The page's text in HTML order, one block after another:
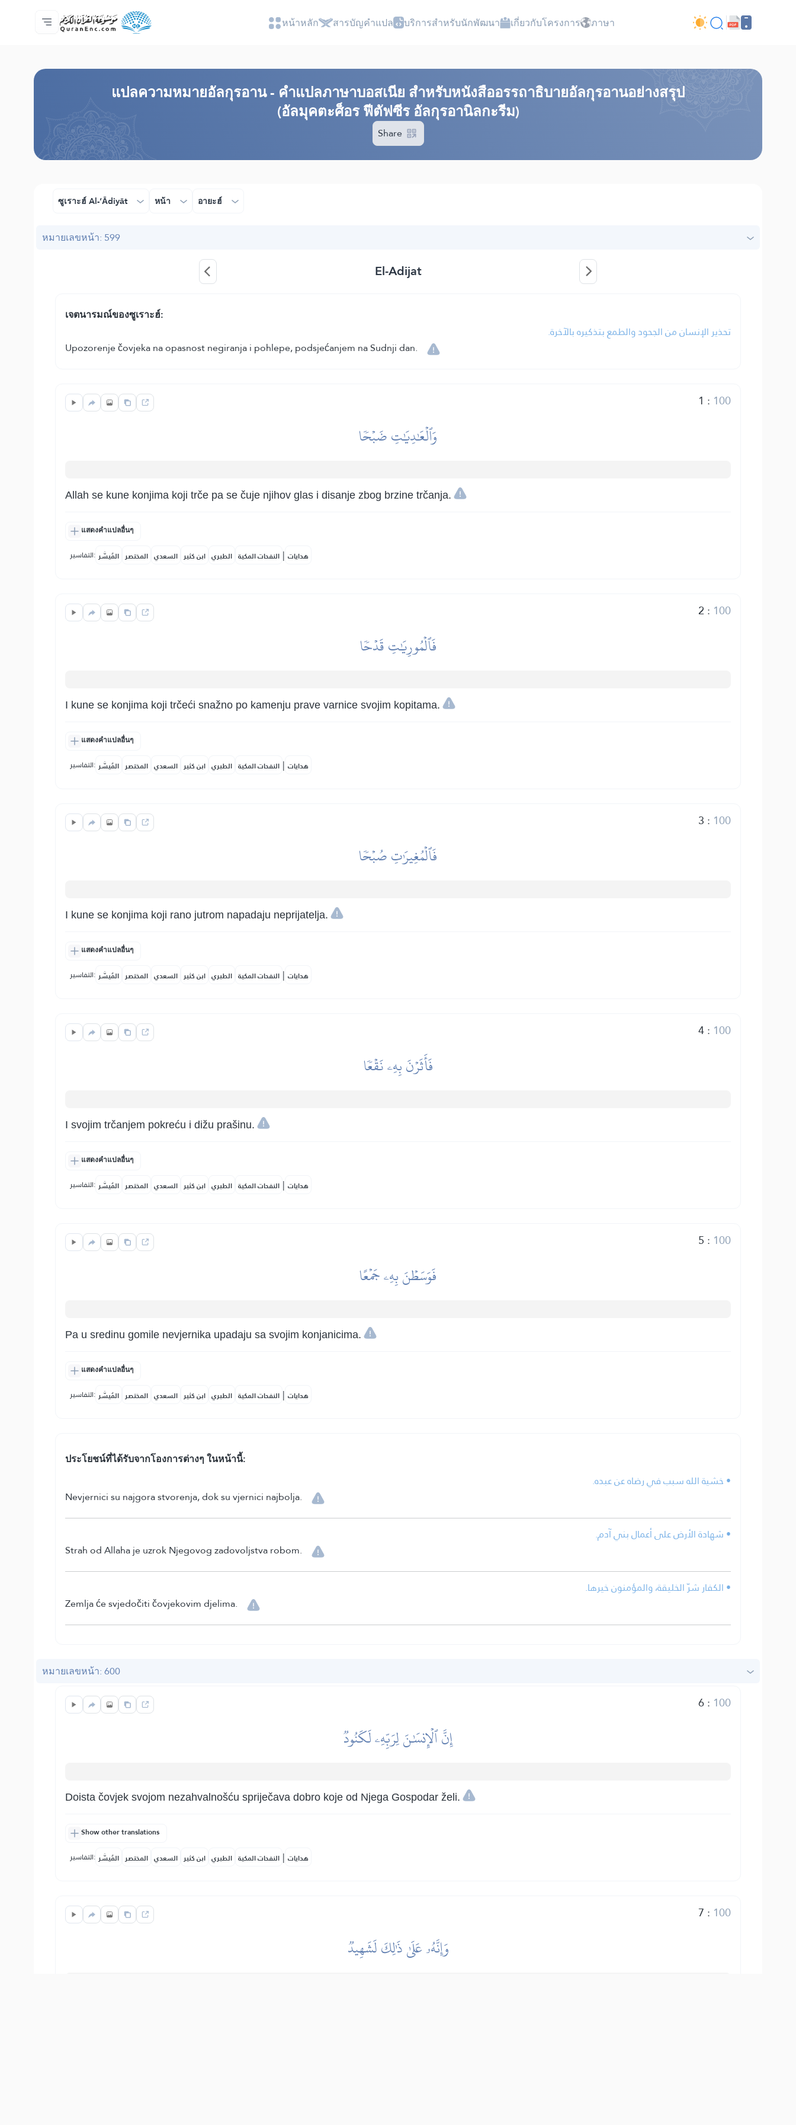
หน้าหลัก
สารบัญ​คำแปล
Audio
บริการสำหรับนักพัฒนา - API
เกี่ยวกับโครงการ
ติดต่อเรา
ภาษา หน้าหลัก สารบัญ​คำแปล บริการสำหรับนักพัฒนา เกี่ยวกับโครงการ ภาษา
แปล​ความหมาย​อัลกุรอาน​ - คำแปลภาษาบอสเนีย สำหรับหนังสืออรรถาธิบายอัลกุรอานอย่างสรุป
(อัลมุคตะศ็อร ฟีตัฟซีร อัลกุรอานิลกะรีม)
Share
ซูเราะฮ์ Al-‘Ādiyāt หน้า อายะฮ์
หมายเลขหน้า: 599
El-Adijat
เจตนารมณ์ของซูเราะฮ์:
تحذير الإنسان من الجحود والطمع بتذكيره بالآخرة.
Upozorenje čovjeka na opasnost negiranja i pohlepe, podsjećanjem na Sudnji dan.
1 : 100
وَٱلۡعَٰدِيَٰتِ ضَبۡحٗا
Allah se kune konjima koji trče pa se čuje njihov glas i disanje zbog brzine trčanja.
แสดงคำแปลอื่นๆ
التفاسير: المُيسَّر المختصر السعدي ابن كثير الطبري النفحات المكية | هدايات
2 : 100
فَٱلۡمُورِيَٰتِ قَدۡحٗا
I kune se konjima koji trčeći snažno po kamenju prave varnice svojim kopitama.
แสดงคำแปลอื่นๆ
التفاسير: المُيسَّر المختصر السعدي ابن كثير الطبري النفحات المكية | هدايات
3 : 100
فَٱلۡمُغِيرَٰتِ صُبۡحٗا
I kune se konjima koji rano jutrom napadaju neprijatelja.
แสดงคำแปลอื่นๆ
التفاسير: المُيسَّر المختصر السعدي ابن كثير الطبري النفحات المكية | هدايات
4: 100
فَأَثَرۡنَ بِهِۦ نَقۡعٗا
I svojim trčanjem pokreću i dižu prašinu.
แสดงคำแปลอื่นๆ
التفاسير: المُيسَّر المختصر السعدي ابن كثير الطبري النفحات المكية | هدايات
5 : 100
فَوَسَطۡنَ بِهِۦ جَمۡعًا
Pa u sredinu gomile nevjernika upadaju sa svojim konjanicima.
แสดงคำแปลอื่นๆ
التفاسير: المُيسَّر المختصر السعدي ابن كثير الطبري النفحات المكية | هدايات
ประโยชน์​ที่​ได้รับ​จากโองการต่างๆ ในหน้านี้:
• خشية الله سبب في رضاه عن عبده.
Nevjernici su najgora stvorenja, dok su vjernici najbolja.
• شهادة الأرض على أعمال بني آدم.
Strah od Allaha je uzrok Njegovog zadovoljstva robom.
• الكفار شرّ الخليقة، والمؤمنون خيرها.
Zemlja će svjedočiti čovjekovim djelima.
หมายเลขหน้า: 600
6: 100
إِنَّ ٱلۡإِنسَٰنَ لِرَبِّهِۦ لَكَنُودٞ
Doista čovjek svojom nezahvalnošću spriječava dobro koje od Njega Gospodar želi.
Show other translations
التفاسير: المُيسَّر المختصر السعدي ابن كثير الطبري النفحات المكية | هدايات
7 : 100
وَإِنَّهُۥ عَلَىٰ ذَٰلِكَ لَشَهِيدٞ